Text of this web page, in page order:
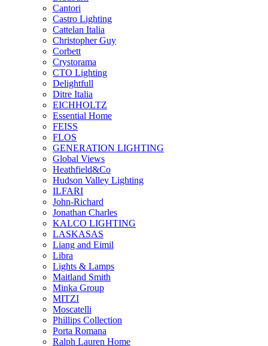
Cantori
Castro Lighting
Cattelan Italia
Christopher Guy
Corbett
Crystorama
CTO Lighting
Delightfull
Ditre Italia
EICHHOLTZ
Essential Home
FEISS
FLOS
GENERATION LIGHTING
Global Views
Heathfield&Co
Hudson Valley Lighting
ILFARI
John-Richard
Jonathan Charles
KALCO LIGHTING
LASKASAS
Liang and Eimil
Libra
Lights & Lamps
Maitland Smith
Minka Group
MITZI
Moscatelli
Phillips Collection
Porta Romana
Ralph Lauren Home